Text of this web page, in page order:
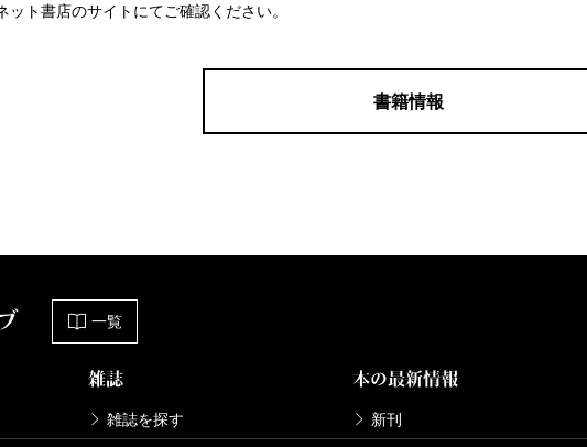
ト書店のサイトにてご確認ください。
書籍情報
一覧
雑誌
雑誌を探す
本の最新情報
新刊